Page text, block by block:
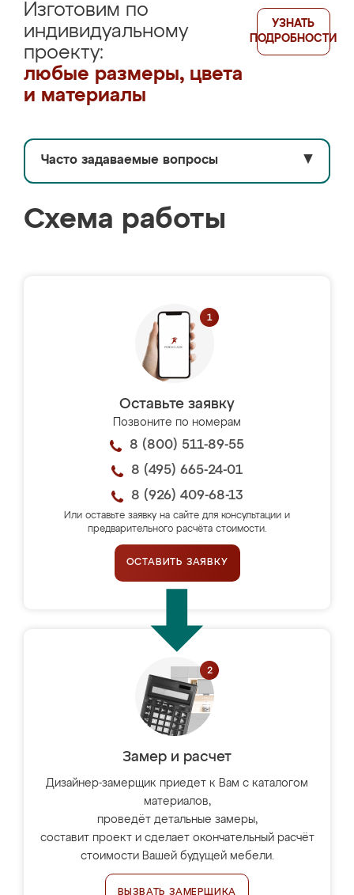
Изготовим по
индивидуальному
проекту:
любые размеры, цвета
и материалы
УЗНАТЬ
ПОДРОБНОСТИ
Часто задаваемые вопросы ▼
Схема работы
Оставьте заявку
Позвоните по номерам
8 (800) 511-89-55
8 (495) 665-24-01
8 (926) 409-68-13
Или оставьте заявку на сайте для консультации и
предварительного расчёта стоимости.
ОСТАВИТЬ ЗАЯВКУ
Замер и расчет
Дизайнер-замерщик приедет к Вам с каталогом
материалов,
проведёт детальные замеры,
составит проект и сделает окончательный расчёт
стоимости Вашей будущей мебели.
ВЫЗВАТЬ ЗАМЕРЩИКА